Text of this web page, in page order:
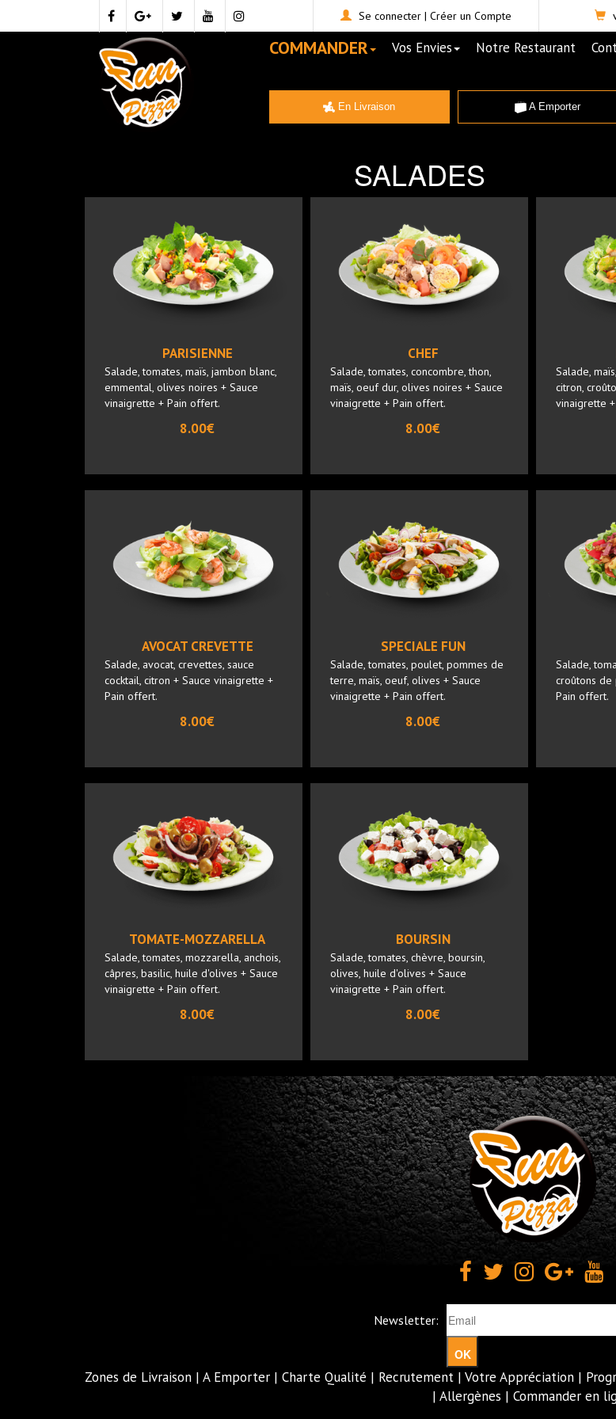
Se connecter| Créer un Compte
COMMANDER Vos Envies Notre Restaurant
En Livraison A Emporter
SALADES
PARISIENNE
Salade, tomates, maïs, jambon blanc,
emmental, olives noires + Sauce
vinaigrette + Pain offert.
8.00€
CHEF
Salade, tomates, concombre, thon,
maïs, oeuf dur, olives noires + Sauce
vinaigrette + Pain offert.
8.00€
Salade,
citron,
vinaigrette
AVOCAT CREVETTE
Salade, avocat, crevettes, sauce
cocktail, citron + Sauce vinaigrette +
Pain offert.
8.00€
SPECIALE FUN
Salade, tomates, poulet, pommes de
terre, maïs, oeuf, olives + Sauce
vinaigrette + Pain offert.
8.00€
Salade,
croûtons de
Pain offert.
TOMATE-MOZZARELLA
Salade, tomates, mozzarella, anchois,
câpres, basilic, huile d'olives + Sauce
vinaigrette + Pain offert.
8.00€
BOURSIN
Salade, tomates, chèvre, boursin,
olives, huile d'olives + Sauce
vinaigrette + Pain offert.
8.00€
Newsletter:
OK
Zones de Livraison| A Emporter| Charte Qualité | Recrutement| Votre Appréciation|
| Allergènes | Commander en